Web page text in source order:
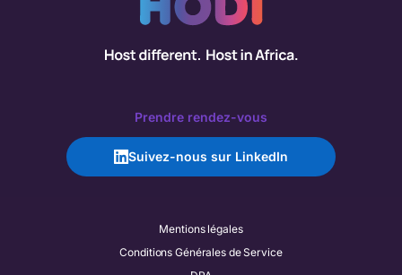
Prendre rendez-vous
Suivez-nous sur LinkedIn
Mentions légales
Conditions Générales de Service